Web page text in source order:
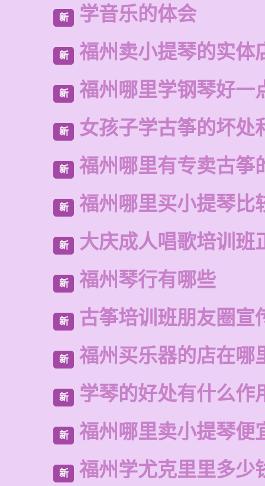
新 学音乐的体会
新 福州卖小提琴的实体
新 福州哪里学钢琴好一
新 女孩子学古筝的坏处
新 福州哪里有专卖古筝
新 福州哪里买小提琴比
新 大庆成人唱歌培训班
新 福州琴行有哪些
新 古筝培训班朋友圈宣
新 福州买乐器的店在哪
新 学琴的好处有什么作
新 福州哪里卖小提琴便
新 福州学尤克里里多少